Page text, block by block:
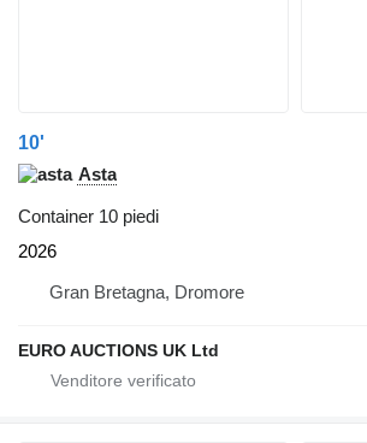
10'
Asta
Container 10 piedi
2026
Gran Bretagna, Dromore
EURO AUCTIONS UK Ltd